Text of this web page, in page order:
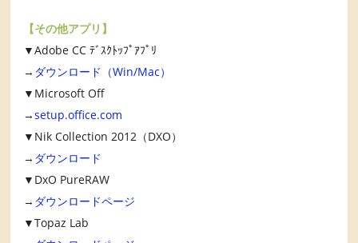
【その他アプリ】
▼Adobe CC ﾃﾞｽｸﾄｯﾌﾟｱﾌﾟﾘ
→ ダウンロード（Win/Mac）
▼Microsoft Off
→setup.office.com
▼Nik Collection 2012（DXO）
→ ダウンロード
▼DxO PureRAW
→ ダウンロードページ
▼Topaz Lab